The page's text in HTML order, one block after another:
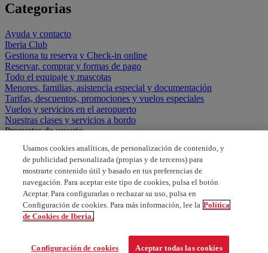
Categorias
Ayuda y contacto
Iberia Club
Gestiona tu reserva y Check-in online
Reservar, comprar y formas de pago
Todo el equipaje y mascotas
Menores, familias, asistencia especial y documentación
Tarifas, descuentos, promociones y vuelos especiales
Vuelos y servicios en el aeropuerto
Nuestras clases y servicios a bordo
Preguntas de usuario
tarjeta de embarque electronica
que son tarifas reducidas
Que tipo de cotorros puedo pasar a Estados Unidos
Usamos cookies analíticas, de personalización de contenido, y
de publicidad personalizada (propias y de terceros) para
mostrarte contenido útil y basado en tus preferencias de
navegación. Para aceptar este tipo de cookies, pulsa el botón
Aceptar. Para configurarlas o rechazar su uso, pulsa en
Configuración de cookies. Para más información, lee la Política
de Cookies de Iberia.
Configuración de cookies Aceptar todas las cookies